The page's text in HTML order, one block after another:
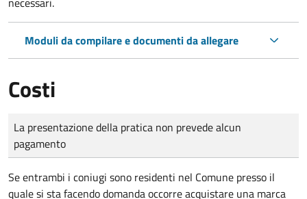
Moduli da compilare e documenti da allegare
Costi
Tipo di pagamento
Importo
La presentazione della pratica non prevede alcun
pagamento
Se entrambi i coniugi sono residenti nel Comune presso il
quale si sta facendo domanda occorre acquistare una marca